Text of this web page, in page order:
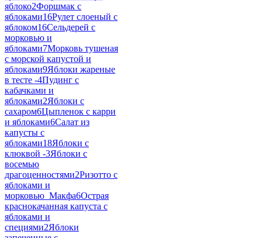
яблоко2Форшмак с
яблоками16Рулет слоеный с
яблоком16Сельдерей с
морковью и
яблоками7Морковь тушеная
с морской капустой и
яблоками9Яблоки жареные
в тесте -4Пудинг с
кабачками и
яблоками2Яблоки с
сахаром6Цыпленок с карри
и яблоками6Салат из
капусты с
яблоками18Яблоки с
клюквой -3Яблоки с
восемью
драгоценностями2Ризотто с
яблоками и
морковью_Макфа6Острая
краснокачанная капуста с
яблоками и
специями2Яблоки